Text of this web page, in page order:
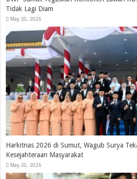
Tidak Lagi Diam
May 20, 2026
Harkitnas 2026 di Sumut, Wagub Surya
Kesejahteraan Masyarakat
May 20, 2026